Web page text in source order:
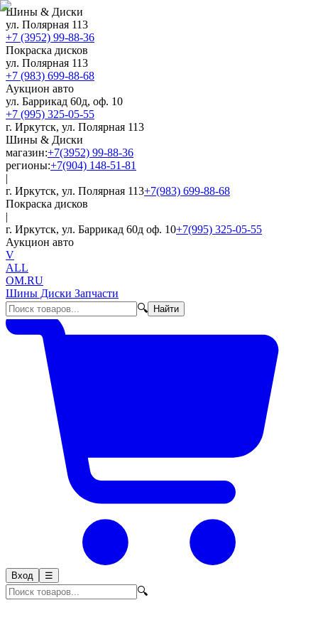
Шины & Диски
ул. Полярная 113
+7 (3952) 99-88-36
Покраска дисков
ул. Полярная 113
+7 (983) 699-88-68
Аукцион авто
ул. Баррикад 60д, оф. 10
+7 (995) 325-05-55
г. Иркутск, ул. Полярная 113
Шины & Диски
магазин:+7(3952) 99-88-36
регионы:+7(904) 148-51-81
|
г. Иркутск, ул. Полярная 113+7(983) 699-88-68
Покраска дисков
|
г. Иркутск, ул. Баррикад 60д оф. 10+7(995) 325-05-55
Аукцион авто
V
ALL
OM.RU
Шины Диски Запчасти
🔍
Найти
Вход ☰
🔍